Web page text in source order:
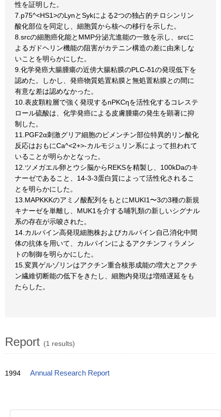
性を証明した。
7.p75^<HS1>のLynとSykによる2つの独占的チロシンリン
酸化部位を同定し、細胞質から核への移行を示した。
8.srcの細胞癌化能とMMP分泌亢進能の一致を示し、srcに
よるガドヘリン機能の阻害がカテニン構造の差に由来しな
いことを明らかにした。
9.化学発癌大腸腫瘍の近傍大腸粘膜のPLC-δ1の発現低下を
認めた。しかし、発癌物質処置粘膜と無処置粘膜との間に
有意な差は認めなかった。
10.表皮顆粒層で強く発現するnPKCηを活性化するコレステ
ロール硫酸は、化学発癌による皮膚腫瘍の発生を顕著に抑
制した。
11.PGF2α刺激グリア細胞のビメンチン部位特異的リン酸化
反応はおもにCa^<2+>-カルモジュリン系によって担われて
いることが明らかとなった。
12.ツメガエル卵とウシ脳からREKSを精製し、100kDaのキ
ナーゼであること、14-3-3蛋白質によって活性化されるこ
とを明らかにした。
13.MAPKKKのアミノ酸配列をもとにMUKI1〜3の3種の新規
キナーゼを単離し、MUK1を介する哺乳類の新しいシグナル
系の存在が示唆された。
14.カルパイン高発現細胞株およびカルパイン自己消化中間
体の抗体を用いて、カルパインによるアクチンフィラメン
トの制御を明らかにした。
15.変異ゲルゾリンはアクチン重合核形成能の増大とアクチ
ン繊維切断能の低下をきたし、細胞内発現は増殖遅延をも
たらした。
Report (1 results)
1994 Annual Research Report